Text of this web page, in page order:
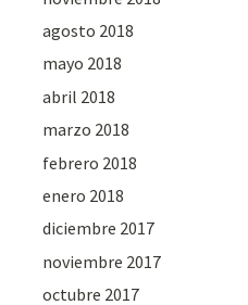
agosto 2018
mayo 2018
abril 2018
marzo 2018
febrero 2018
enero 2018
diciembre 2017
noviembre 2017
octubre 2017